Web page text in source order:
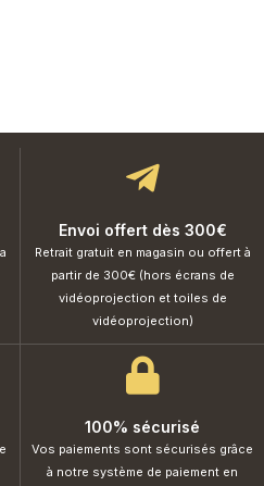
Envoi offert dès 300€
Retrait gratuit en magasin ou offert à
partir de 300€ (hors écrans de
vidéoprojection et toiles de
vidéoprojection)
100% sécurisé
Vos paiements sont sécurisés grâce
à notre système de paiement en